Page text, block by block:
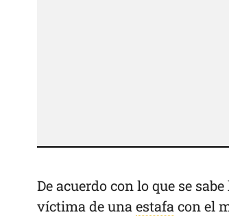
De acuerdo con lo que se
víctima de una estafa con el